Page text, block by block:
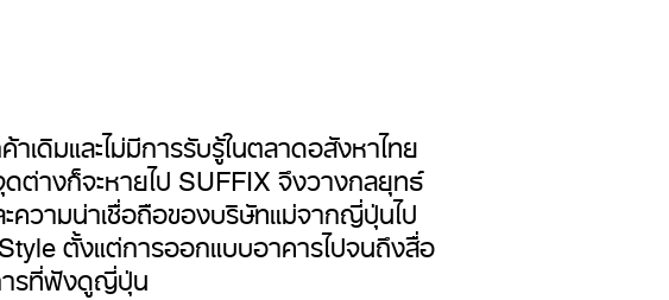
เดิมและไม่มีการรับรู้ในตลาดอสังหาไทย
ดต่างก็จะหายไป SUFFIX จึงวางกลยุทธ์
ความน่าเชื่อถือของบริษัทแม่จากญี่ปุ่นไป
ตั้งแต่การออกแบบอาคารไปจนถึงสื่อ
ารที่ฟังดูญี่ปุ่น